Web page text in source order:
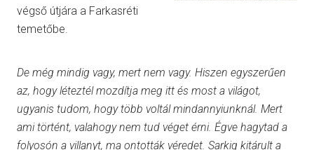
végső útjára a Farkasréti
temetőbe.
De még mindig vagy, mert nem vagy. Hiszen egyszerűen
az, hogy léteztél mozdítja meg itt és most a világot,
ugyanis tudom, hogy több voltál mindannyiunknál. Mert
ami történt, valahogy nem tud véget érni. Égve hagytad a
folyosón a villanyt, ma ontották véredet. Sarkig kitárult a